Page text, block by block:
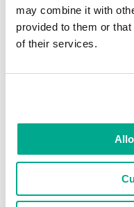
may combine it with
provided to them or
of their services.
Nosso cenário geral
menos assim: